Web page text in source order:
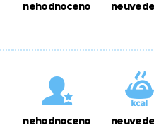
nehodnoceno
nehodnoceno